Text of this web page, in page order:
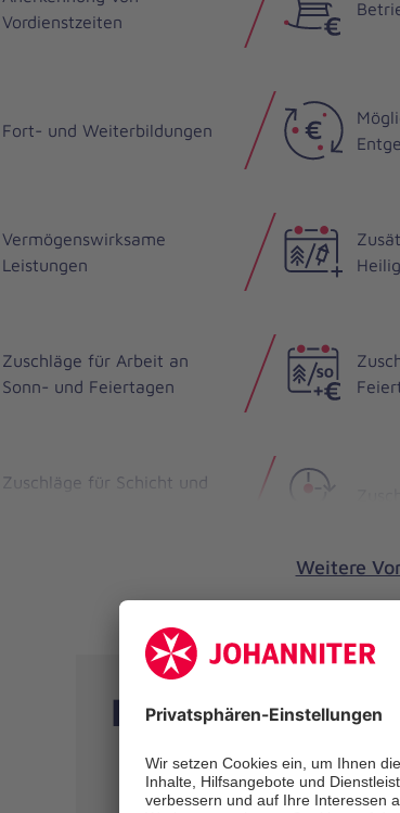
Vordienstzeiten
Fort- und Weiterbildungen
Vermögenswirksame
Leistungen
Zuschläge für Arbeit an
Sonn- und Feiertagen
Zuschläge für Schicht und
Weitere
Ihre Aufgaben
Umfassendes
Unfallchirurgie (mit Ausnahme